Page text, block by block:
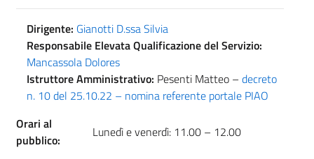
Dirigente: Gianotti D.ssa Silvia
Responsabile Elevata Qualificazione del Servizio:
Mancassola Dolores
Istruttore Amministrativo: Pesenti Matteo – decreto
n. 10 del 25.10.22 – nomina referente portale PIAO
Orari al
pubblico:
Lunedì e venerdì: 11.00 – 12.00